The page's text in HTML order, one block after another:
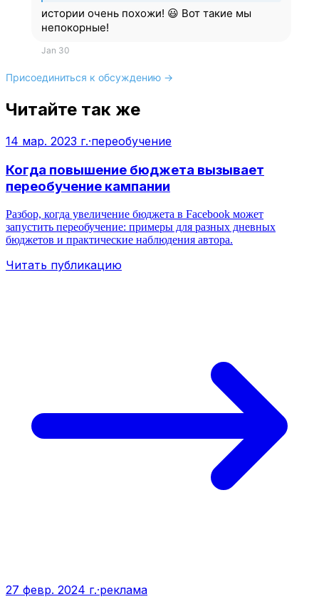
истории очень похожи! 😃 Вот такие мы
непокорные!
Jan 30
Присоединиться к обсуждению →
Читайте так же
14 мар. 2023 г.·переобучение
Когда повышение бюджета вызывает
переобучение кампании
Разбор, когда увеличение бюджета в Facebook может
запустить переобучение: примеры для разных дневных
бюджетов и практические наблюдения автора.
Читать публикацию
27 февр. 2024 г.·реклама